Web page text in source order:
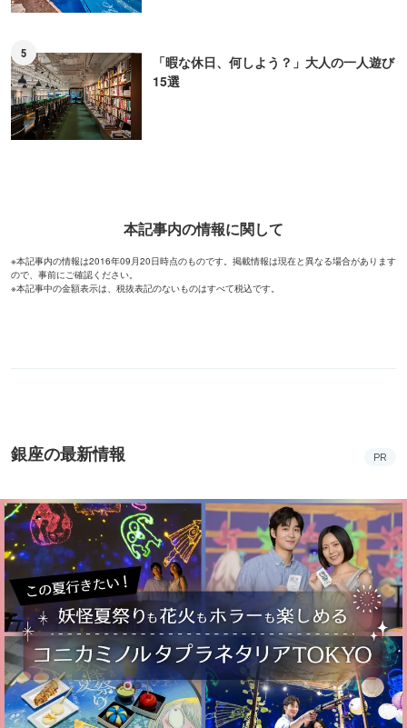
5
「暇な休日、何しよう？」大人の一人遊び
15選
本記事内の情報に関して
※本記事内の情報は2016年09月20日時点のものです。掲載情報は現在と異なる場合があります
ので、事前にご確認ください。
※本記事中の金額表示は、税抜表記のないものはすべて税込です。
銀座の最新情報 PR